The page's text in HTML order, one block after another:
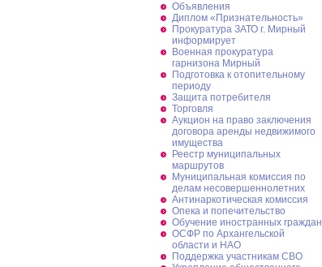
Объявления
Диплом «Признательность»
Прокуратура ЗАТО г. Мирный
информирует
Военная прокуратура
гарнизона Мирный
Подготовка к отопительному
периоду
Защита потребителя
Торговля
Аукцион на право заключения
договора аренды недвижимого
имущества
Реестр муниципальных
маршрутов
Муниципальная комиссия по
делам несовершеннолетних
Антинаркотическая комиссия
Опека и попечительство
Обучение иностранных граждан
ОСФР по Архангельской
области и НАО
Поддержка участникам СВО